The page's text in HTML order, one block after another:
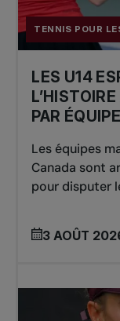
TENNIS POUR
LES U14
PAR
Les équipes
Canada sont
pour disputer
3 AOÛT